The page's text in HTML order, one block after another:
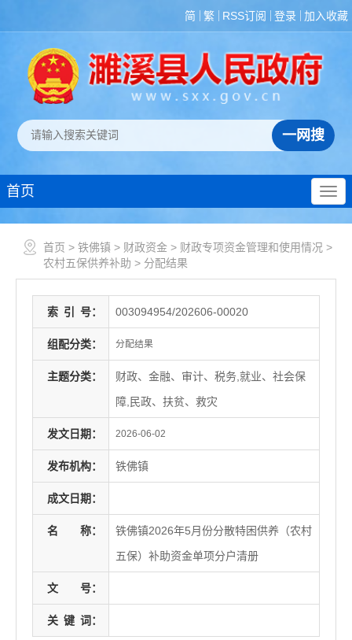
简 繁 RSS订阅 登录 加入收藏
首页
首页 > 铁佛镇 > 财政资金 > 财政专项资金管理和使用情况 >
农村五保供养补助 > 分配结果
索 引 号： 003094954/202606-00020
组配分类： 分配结果
主题分类：
财政、金融、审计、税务,就业、社会保
障,民政、扶贫、救灾
发文日期： 2026-06-02
发布机构： 铁佛镇
成文日期：
名 称：
铁佛镇2026年5月份分散特困供养（农村
五保）补助资金单项分户清册
文 号：
关 键 词：